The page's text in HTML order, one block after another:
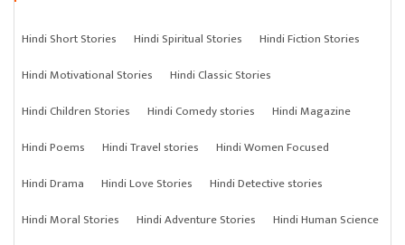
Hindi Short Stories Hindi Spiritual Stories
Hindi Fiction Stories
Hindi Motivational Stories
Hindi Classic Stories
Hindi Children Stories
Hindi Comedy stories
Hindi Magazine
Hindi Poems
Hindi Travel stories
Hindi Women Focused
Hindi Drama
Hindi Love Stories
Hindi Detective stories
Hindi Moral Stories
Hindi Adventure Stories
Hindi Human Science